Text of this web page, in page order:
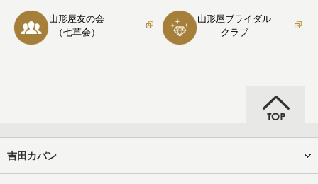
山形屋友の会
（七草会）
山形屋ブライダル
クラブ
吉田カバン